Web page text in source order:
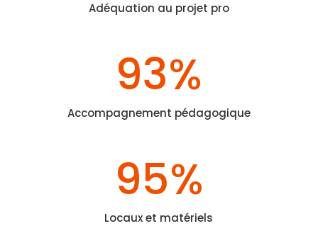
Adéquation au projet pro
93%
Accompagnement pédagogique
95%
Locaux et matériels